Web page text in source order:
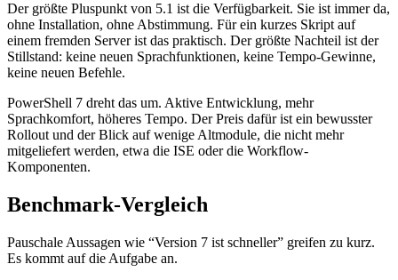
Der größte Pluspunkt von 5.1 ist die Verfügbarkeit. Sie ist immer da,
ohne Installation, ohne Abstimmung. Für ein kurzes Skript auf
einem fremden Server ist das praktisch. Der größte Nachteil ist der
Stillstand: keine neuen Sprachfunktionen, keine Tempo-Gewinne,
keine neuen Befehle.
PowerShell 7 dreht das um. Aktive Entwicklung, mehr
Sprachkomfort, höheres Tempo. Der Preis dafür ist ein bewusster
Rollout und der Blick auf wenige Altmodule, die nicht mehr
mitgeliefert werden, etwa die ISE oder die Workflow-
Komponenten.
Benchmark-Vergleich
Pauschale Aussagen wie “Version 7 ist schneller” greifen zu kurz.
Es kommt auf die Aufgabe an.